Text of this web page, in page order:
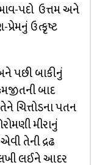
પદો ઉત્તમ અને
ઉત્કૃષ્ટ
પછી બાકીનું
બાદ
ચિત્તોડના પતન
મીરાનું
તેની દ્રઢ
લઈને આદર